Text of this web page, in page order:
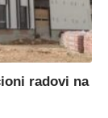
radovi na